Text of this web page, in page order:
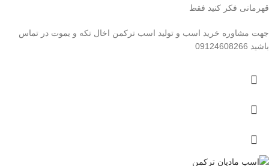
قهرمانی فکر کنید فقط
جهت مشاوره خرید اسب و تولید اسب ترکمن اخال تکه و یموت در تماس
باشید 09124608266